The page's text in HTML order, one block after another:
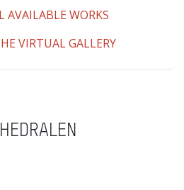
AVAILABLE WORKS
VIRTUAL GALLERY